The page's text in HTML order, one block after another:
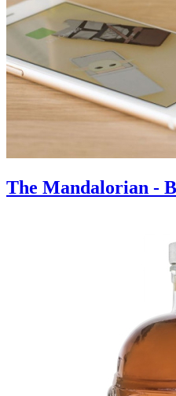
The Mandalorian -